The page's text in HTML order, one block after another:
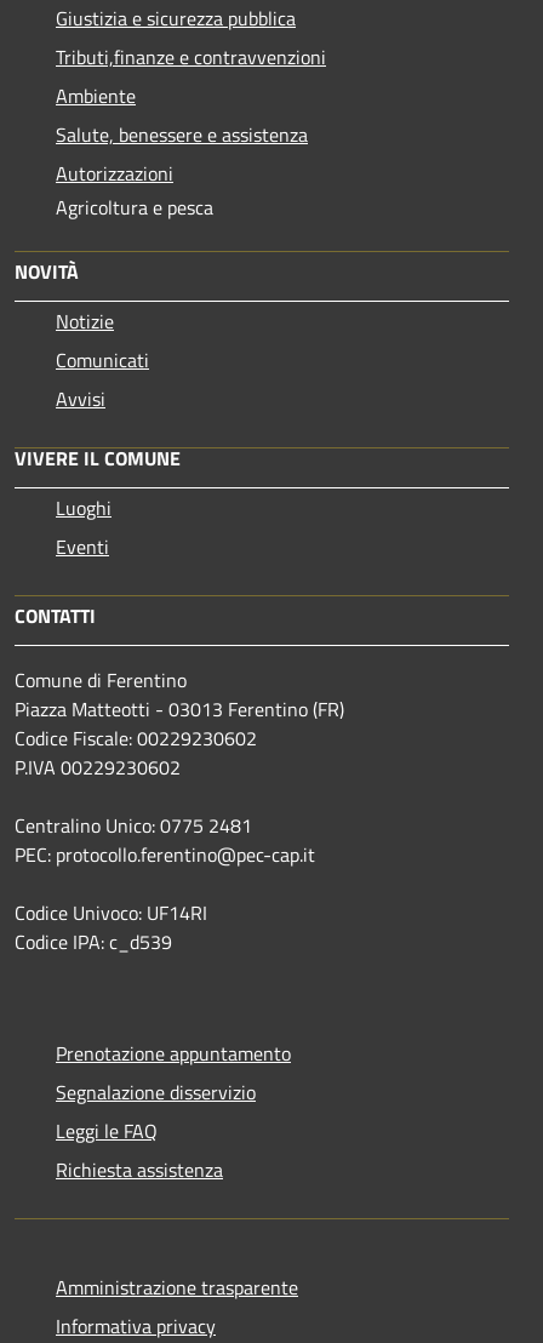
Giustizia e sicurezza pubblica
Tributi,finanze e contravvenzioni
Ambiente
Salute, benessere e assistenza
Autorizzazioni
Agricoltura e pesca
NOVITÀ
Notizie
Comunicati
Avvisi
VIVERE IL COMUNE
Luoghi
Eventi
CONTATTI
Comune di Ferentino
Piazza Matteotti - 03013 Ferentino (FR)
Codice Fiscale: 00229230602
P.IVA 00229230602
Centralino Unico: 0775 2481
PEC: protocollo.ferentino@pec-cap.it
Codice Univoco: UF14RI
Codice IPA: c_d539
Prenotazione appuntamento
Segnalazione disservizio
Leggi le FAQ
Richiesta assistenza
Amministrazione trasparente
Informativa privacy